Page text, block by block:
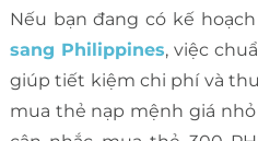
Nếu bạn đang có kế
sang Philippines, việc
giúp tiết kiệm chi phí và
mua thẻ nạp mệnh giá